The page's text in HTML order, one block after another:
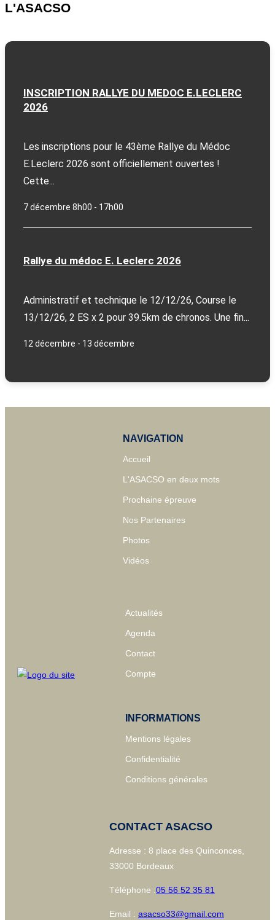
L'ASACSO
INSCRIPTION RALLYE DU MEDOC E.LECLERC
2026
Les inscriptions pour le 43ème Rallye du Médoc
E.Leclerc 2026 sont officiellement ouvertes !
Cette...
7 décembre 8h00 - 17h00
Rallye du médoc E. Leclerc 2026
Administratif et technique le 12/12/26, Course le
13/12/26, 2 ES x 2 pour 39.5km de chronos. Une fin...
12 décembre - 13 décembre
NAVIGATION
Accueil
L'ASACSO en deux mots
Prochaine épreuve
Nos Partenaires
Photos
Vidéos
Actualités
Agenda
Contact
Compte
INFORMATIONS
Mentions légales
Confidentialité
Conditions générales
CONTACT ASACSO
Adresse : 8 place des Quinconces,
33000 Bordeaux
Téléphone :05 56 52 35 81
Email : asacso33@gmail.com